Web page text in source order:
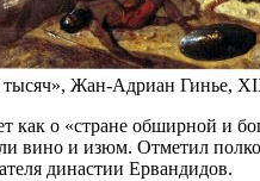
тысяч», Жан-Адриан Гинье,
как о «стране обширной и
вино и изюм. Отметил
династии Ервандидов.